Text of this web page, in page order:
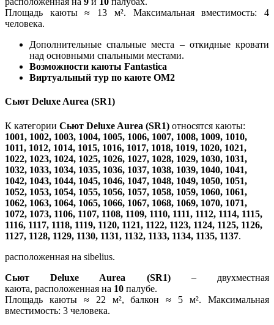
Площадь каюты ≈ 13 м². Максимальная вместимость: 4
человека.
Дополнительные спальные места – откидные кровати
над основными спальными местами.
Возможности каюты Fantastica
Виртуальный тур по каюте OM2
Сьют Deluxe Aurea (SR1)
К категории Сьют Deluxe Aurea (SR1) относятся каюты:
1001, 1002, 1003, 1004, 1005, 1006, 1007, 1008, 1009, 1010,
1011, 1012, 1014, 1015, 1016, 1017, 1018, 1019, 1020, 1021,
1022, 1023, 1024, 1025, 1026, 1027, 1028, 1029, 1030, 1031,
1032, 1033, 1034, 1035, 1036, 1037, 1038, 1039, 1040, 1041,
1042, 1043, 1044, 1045, 1046, 1047, 1048, 1049, 1050, 1051,
1052, 1053, 1054, 1055, 1056, 1057, 1058, 1059, 1060, 1061,
1062, 1063, 1064, 1065, 1066, 1067, 1068, 1069, 1070, 1071,
1072, 1073, 1106, 1107, 1108, 1109, 1110, 1111, 1112, 1114, 1115,
1116, 1117, 1118, 1119, 1120, 1121, 1122, 1123, 1124, 1125, 1126,
1127, 1128, 1129, 1130, 1131, 1132, 1133, 1134, 1135, 1137.
расположенная на sibelius.
Сьют Deluxe Aurea (SR1)– двухместная
каюта, расположенная на 10 палубе.
Площадь каюты ≈ 22 м², балкон ≈ 5 м². Максимальная
вместимость: 3 человека.